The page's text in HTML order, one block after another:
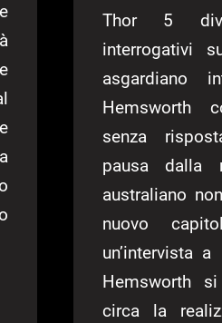
Thor 5
interrogativi
asgardiano
Hemsworth
senza
pausa dalla
australiano
nuovo
un’intervista a
Hemsworth
circa la